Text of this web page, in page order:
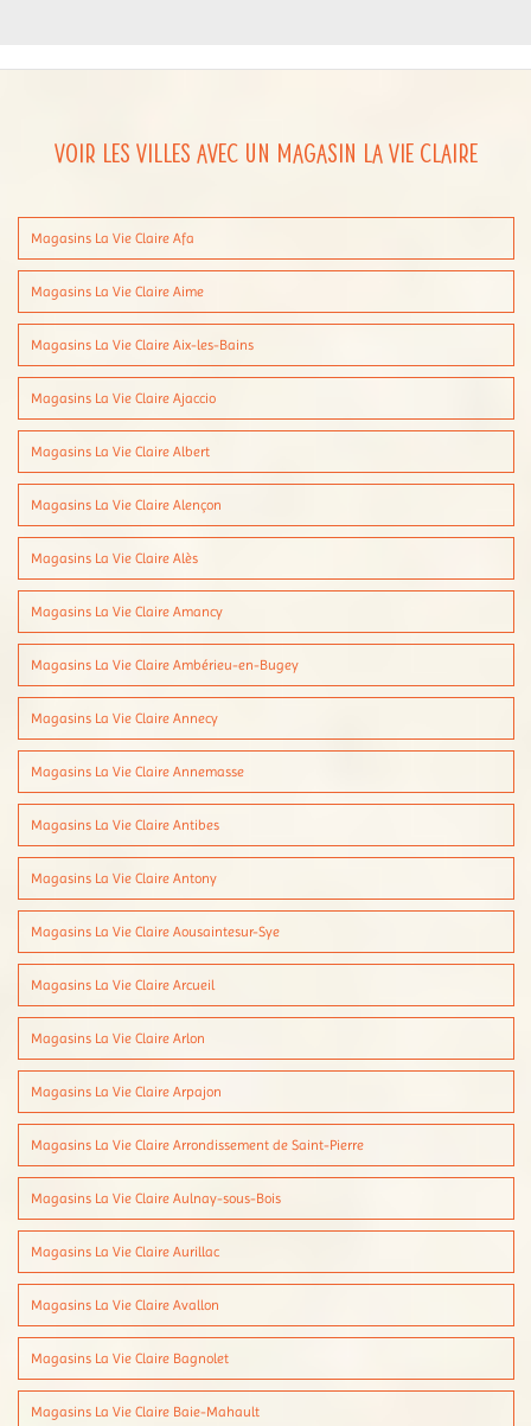
Voir les villes avec un magasin La Vie Claire
Magasins La Vie Claire Afa
Magasins La Vie Claire Aime
Magasins La Vie Claire Aix-les-Bains
Magasins La Vie Claire Ajaccio
Magasins La Vie Claire Albert
Magasins La Vie Claire Alençon
Magasins La Vie Claire Alès
Magasins La Vie Claire Amancy
Magasins La Vie Claire Ambérieu-en-Bugey
Magasins La Vie Claire Annecy
Magasins La Vie Claire Annemasse
Magasins La Vie Claire Antibes
Magasins La Vie Claire Antony
Magasins La Vie Claire Aousaintesur-Sye
Magasins La Vie Claire Arcueil
Magasins La Vie Claire Arlon
Magasins La Vie Claire Arpajon
Magasins La Vie Claire Arrondissement de Saint-Pierre
Magasins La Vie Claire Aulnay-sous-Bois
Magasins La Vie Claire Aurillac
Magasins La Vie Claire Avallon
Magasins La Vie Claire Bagnolet
Magasins La Vie Claire Baie-Mahault